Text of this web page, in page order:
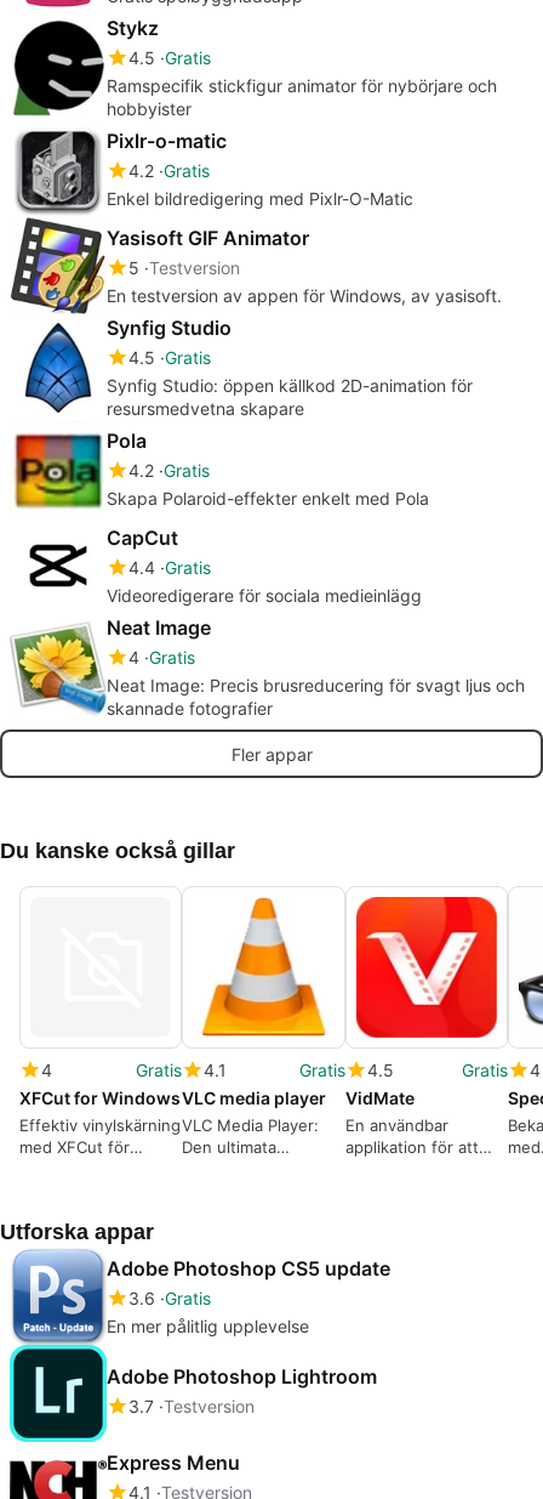
Stykz
4.5 Gratis
Ramspecifik stickfigur animator för nybörjare och
hobbyister
Pixlr-o-matic
4.2 Gratis
Enkel bildredigering med Pixlr-O-Matic
Yasisoft GIF Animator
5 Testversion
En testversion av appen för Windows, av yasisoft.
Synfig Studio
4.5 Gratis
Synfig Studio: öppen källkod 2D-animation för
resursmedvetna skapare
Pola
4.2 Gratis
Skapa Polaroid-effekter enkelt med Pola
CapCut
4.4 Gratis
Videoredigerare för sociala medieinlägg
Neat Image
4 Gratis
Neat Image: Precis brusreducering för svagt ljus och
skannade fotografier
Fler appar
Du kanske också gillar
4
Gratis
XFCut for Windows
Effektiv vinylskärning
med XFCut för
4.1
Gratis
VLC media player
VLC Media Player:
Den ultimata
4.5
Gratis
VidMate
En användbar
applikation för att
4
med
Utforska appar
Adobe Photoshop CS5 update
3.6 Gratis
En mer pålitlig upplevelse
Adobe Photoshop Lightroom
3.7 Testversion
Express Menu
4.1 Testversion